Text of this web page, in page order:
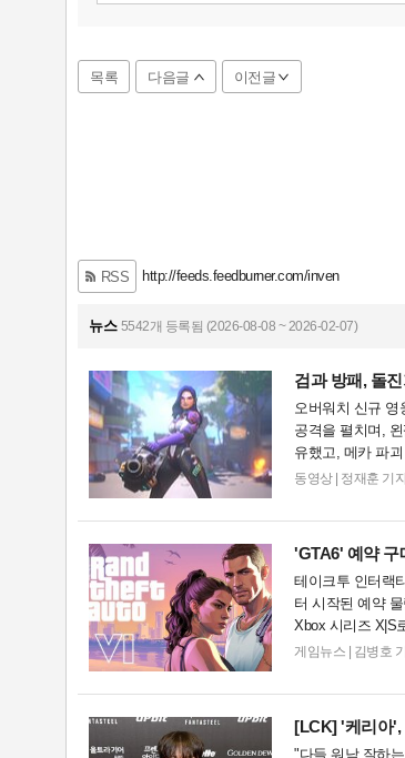
목록 다음글 이전글
RSS http://feeds.feedburner.com/inven
뉴스 5542개 등록됨 (2026-08-08 ~ 2026-02-07)
검과 방패, 돌
오버워치 신규 영
공격을 펼치며,
유했고, 메카 파
의 영웅들 업데이
동영상 정재훈 기
'GTA6' 예약 구
테이크투 인터랙
터 시작된 예약
Xbox 시리즈 X|S
영상 'Grand Theft
게임뉴스 김병호
[LCK]'케리아',
"다들 워낙 잘하